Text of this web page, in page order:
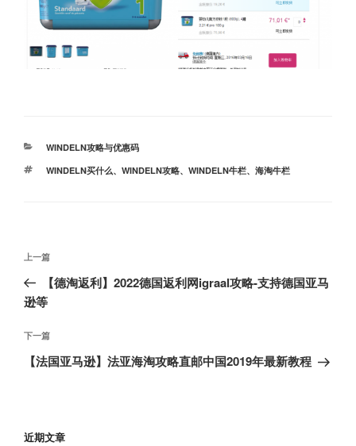
分
WINDELN攻略与优惠码
标
WINDELN买什么、 WINDELN攻略、 WINDELN牛栏、 海淘牛栏
文
导
航
上
一
篇
章
上一篇
【德淘返利】2022德国返利网igraal攻略-支持德国亚马
逊等
下
一
下一篇
【法国亚马逊】法亚海淘攻略直邮中国2019年最新教程
近期文章